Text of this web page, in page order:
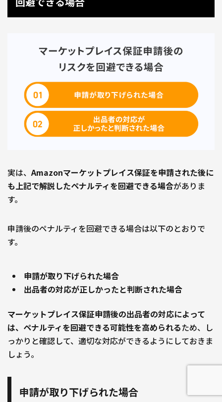
実は、Amazonマーケットプレイス保証を申請された後に
も上記で解説したペナルティを回避できる場合がありま
す。
申請後のペナルティを回避できる場合は以下のとおりで
す。
申請が取り下げられた場合
出品者の対応が正しかったと判断された場合
マーケットプレイス保証申請後の出品者の対応によって
は、ペナルティを回避できる可能性を高められるため、し
っかりと確認して、適切な対応ができるようにしておきま
しょう。
申請が取り下げられた場合